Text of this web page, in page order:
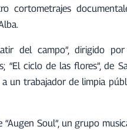
cortometrajes
del campo”, dirigido
ciclo de las flores”, de
un trabajador de limpia
Soul”, un grupo